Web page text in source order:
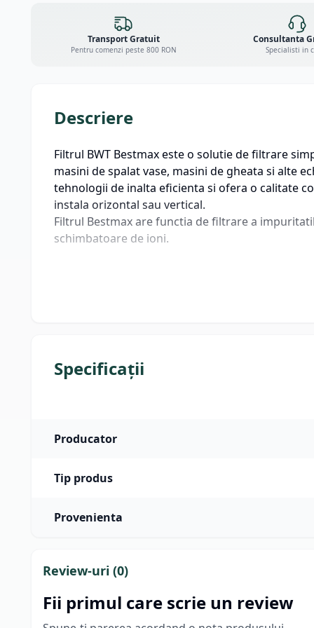
Transport Gratuit
Pentru comenzi peste 800 RON
Consultanta
Specialisti in
Descriere
Filtrul BWT Bestmax este o solutie de filtrare
masini de spalat vase, masini de gheata si alte
tehnologii de inalta eficienta si ofera o calitate
instala orizontal sau vertical.
Filtrul Bestmax are functia de filtrare a
schimbatoare de ioni.
Specificații
Producator
Tip produs
Provenienta
Review-uri (0)
Fii primul care scrie un review